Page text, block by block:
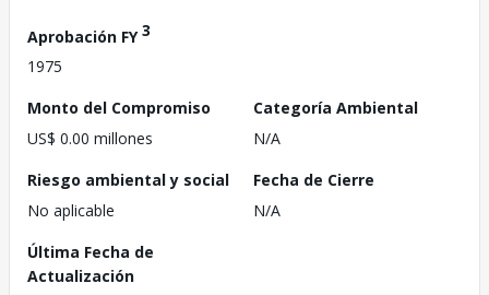
Aprobación FY3
1975
Monto del Compromiso
US$ 0.00 millones
Categoría Ambiental
N/A
Riesgo ambiental y social
No aplicable
Fecha de Cierre
N/A
Última Fecha de
Actualización